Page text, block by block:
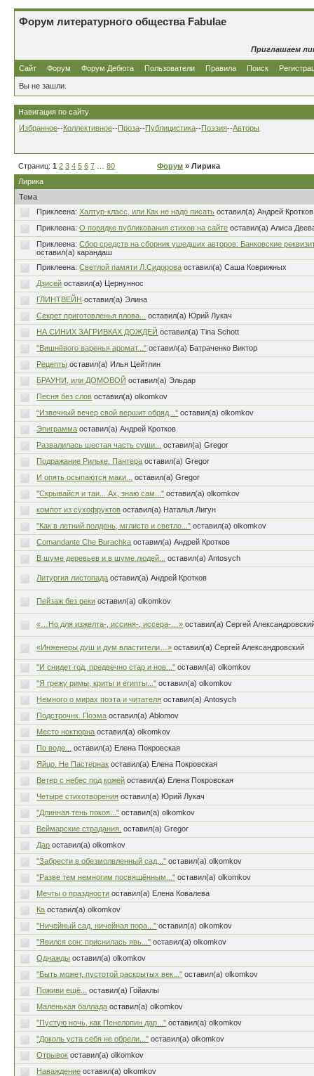
Форум литературного общества Fabulae
Приглашаем
Сайт Форум Форум Дебюта Пользователи Правила Поиск
Вы не зашли.
Навигация по сайту
Избранное--Коллективное--Проза--Публицистика--Поэзия--Авторы
Страниц: 1 2 3 4 5 6 7 80 Форум » Лирика
Лирика
Тема
Приклеена:Халтур-класс, или Как не надо писать оставил(а) Андрей Кротков
Приклеена:О порядке публикования стихов на сайте оставил(а) Алиса
Приклеена:Сбор средств на сборник ушедших авторов: Банковские
оставил(а) карандаш
Приклеена:Светлой памяти Л.Сидорова оставил(а) Саша Коврижных
Дзисей оставил(а) Цернуннос
ГЛИНТВЕЙН оставил(а) Элина
Секрет приготовленья плова...
оставил(а) Юрий Лукач
НА СИНИХ ЗАГРИВКАХ ДОЖДЕЙ оставил(а) Tina Schott
"Вишнёвого варенья аромат..." оставил(а) Батраченко Виктор
Рецепты оставил(а) Илья Цейтлин
БРАУНИ, или ДОМОВОЙ оставил(а) Эльдар
Песня без слов оставил(а) olkomkov
“Извечный вечер свой вершит обряд...” оставил(а) olkomkov
Эпиграмма оставил(а) Андрей Кротков
Развалилась шестая часть суши...
оставил(а) Gregor
Подражаниe Рильке. Пантера оставил(а) Gregor
И опять осыпаются маки...
оставил(а) Gregor
"Скрывайся и таи... Ах, знаю сам..." оставил(а) olkomkov
компот из сухофруктов оставил(а) Наталья Лигун
"Как в летний полдень, мглисто и светло..." оставил(а) olkomkov
Comandante Che Burachka оставил(а) Андрей Кротков
В шуме деревьев и в шуме людей...
оставил(а) Antosych
Литургия листопада оставил(а) Андрей Кротков
Пейзаж без реки оставил(а) olkomkov
«…Но для изжелта-, иссиня-, иссера-…» оставил(а) Сергей
«Инженеры душ и дум властители…» оставил(а) Сергей Александровский
"И снидет год, предвечно стар и нов..." оставил(а) olkomkov
"Я грежу римы, криты и египты..." оставил(а) olkomkov
Немного о мирах поэта и читателя оставил(а) Antosych
Подстрочнк. Поэма оставил(а) Ablomov
Место ноктюрна оставил(а) olkomkov
По воде...
оставил(а) Елена Покровская
Яйцо. Не Пастернак оставил(а) Елена Покровская
Ветер с небес под кожей оставил(а) Елена Покровская
Четыре стихотворения оставил(а) Юрий Лукач
"Длинная тень покоя..." оставил(а) olkomkov
Веймарские страдания. оставил(а) Gregor
Дар оставил(а) olkomkov
"Забрести в обезмолвленный сад..." оставил(а) olkomkov
"Разве тем немногим посвящённым..." оставил(а) olkomkov
Мечты о праздности оставил(а) Елена Ковалева
Ка оставил(а) olkomkov
"Ничейный сад, ничейная пора..." оставил(а) olkomkov
"Явился сон: приснилась явь..." оставил(а) olkomkov
Однажды оставил(а) olkomkov
"Быть может, пустотой раскрытых век..." оставил(а) olkomkov
Поживи ещё...
оставил(а) Гойаклы
Маленькая баллада оставил(а) olkomkov
"Пустую ночь, как Пенелопин дар..." оставил(а) olkomkov
"Доколь уста себя не обрели..." оставил(а) olkomkov
Отрывок оставил(а) olkomkov
Наваждение оставил(а) olkomkov